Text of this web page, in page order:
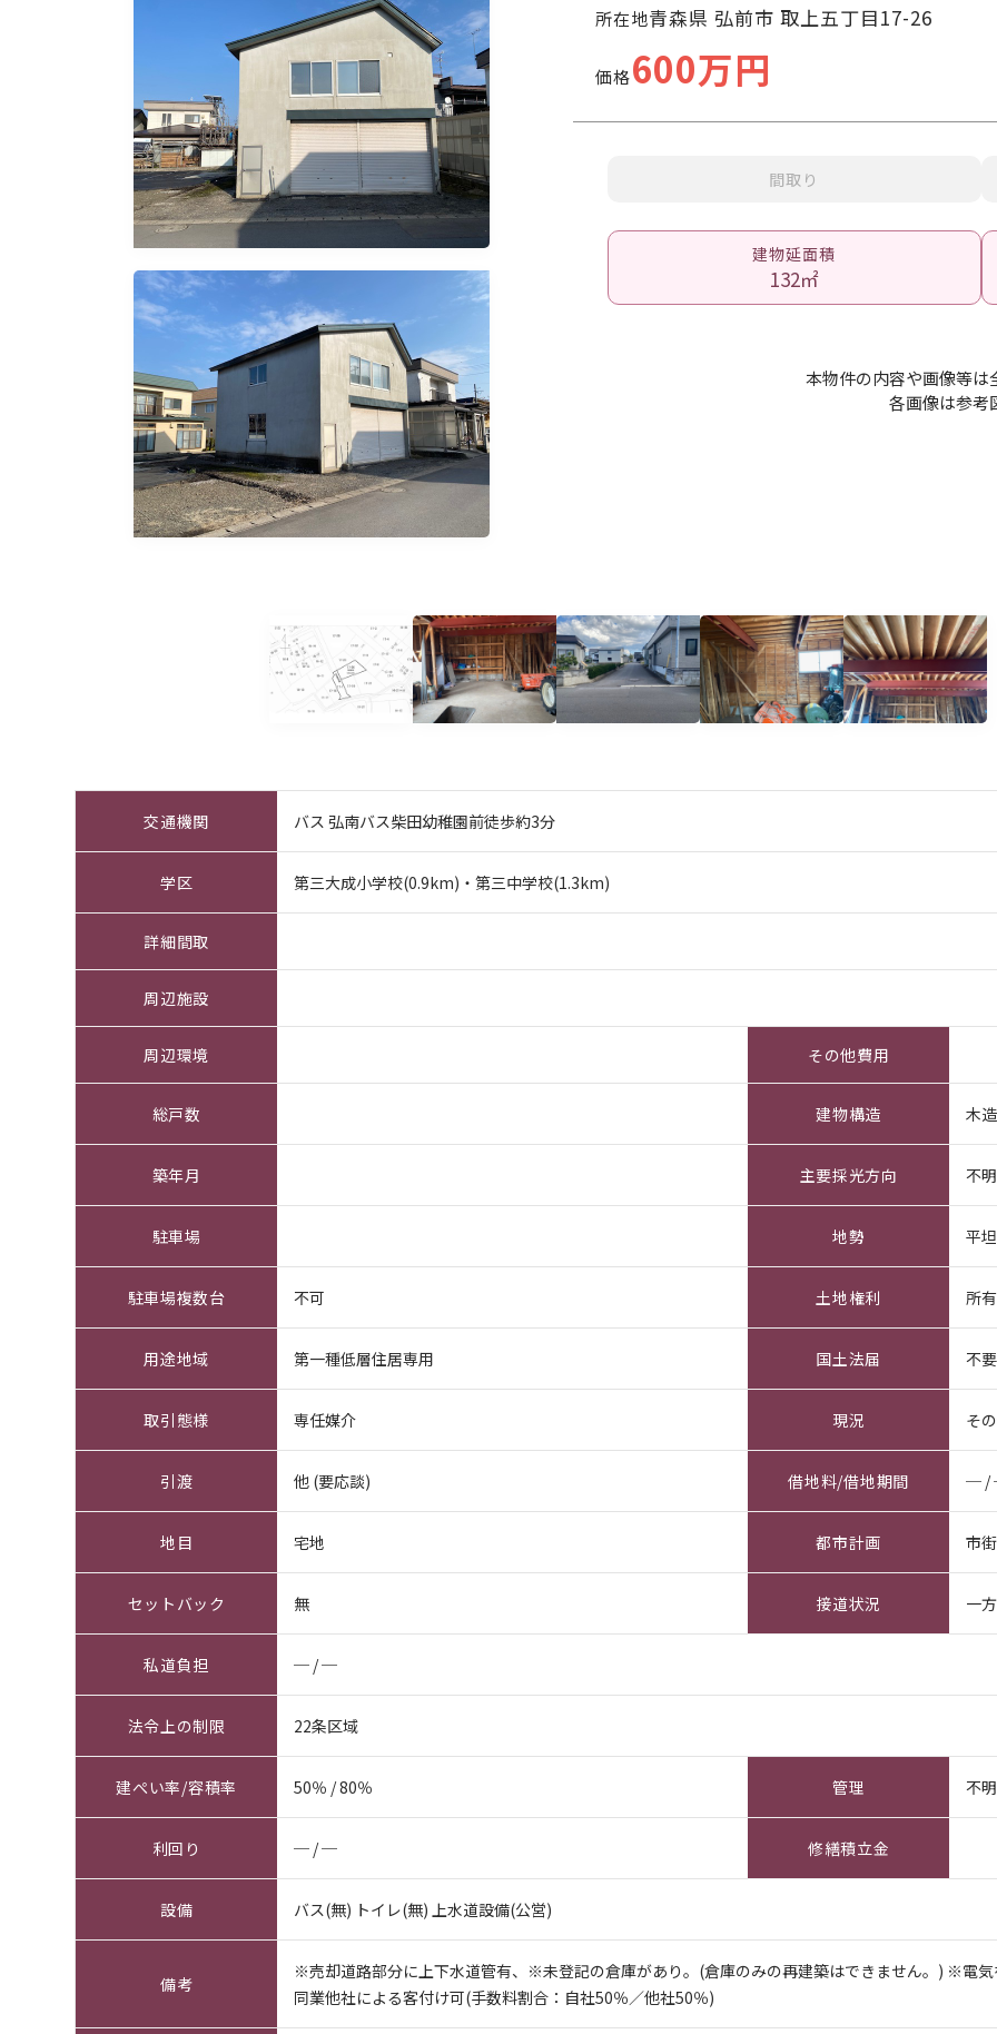
所在地青森県 弘前市 取上五丁目17-26
価格600万円
間取り
建物延面積
132㎡
本物件の内容や画像等は
各画像は参考
交通機関 バス 弘南バス柴田幼稚園前徒歩約3分
学区 第三大成小学校(0.9km)・第三中学校(1.3km)
詳細間取
周辺施設
周辺環境 その他費用
総戸数 建物構造 木造
築年月 主要採光方向 不明
駐車場 地勢 平坦
駐車場複数台 不可 土地権利 所
用途地域 第一種低層住居専用 国土法届 不要
取引態様 専任媒介 現況 そ
引渡 他 (要応談) 借地料/借地期間 ─ /
地目 宅地 都市計画 市
セットバック 無 接道状況 一
私道負担 ─ / ─
法令上の制限 22条区域
建ぺい率/容積率 50％ / 80％ 管理 不明
利回り ─ / ─ 修繕積立金
設備 バス(無) トイレ(無) 上水道設備(公営)
備考
※売却道路部分に上下水道管有、※未登記の倉庫があり。(倉庫のみの再建築はできません。) ※電
同業他社による客付け可(手数料割合：自社50％／他社50％)